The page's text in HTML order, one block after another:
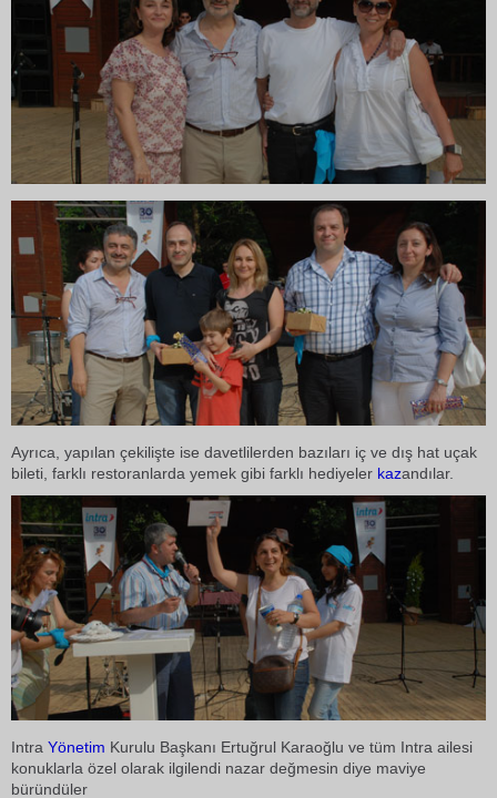
Ayrıca, yapılan çekilişte ise davetlilerden bazıları iç ve dış hat uçak
bileti, farklı restoranlarda yemek gibi farklı hediyeler kazandılar.
Intra Yönetim Kurulu Başkanı Ertuğrul Karaoğlu ve tüm Intra ailesi
konuklarla özel olarak ilgilendi nazar değmesin diye maviye
büründüler